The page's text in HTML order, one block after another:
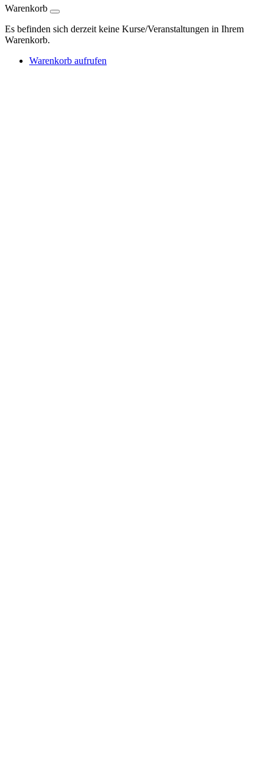
Warenkorb
Es befinden sich derzeit keine Kurse/Veranstaltungen in Ihrem
Warenkorb.
Warenkorb aufrufen